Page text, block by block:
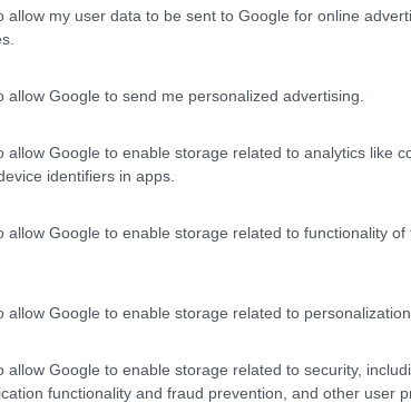
allow my user data to be sent to Google for online
allow Google to send me personalized advertising.
allow Google to enable storage related to analytics like
identifiers in apps.
allow Google to enable storage related to functionality of
allow Google to enable storage related to personalization.
allow Google to enable storage related to security,
functionality and fraud prevention, and other user
la possibilità di camping on board e solo GNV lo permette
che è caro, essendo gli unici, se ne approfittano. Il
ma sempre di stiva si tratta. La msc, approfitta di
sicuramente si trova un viaggio più
ed ho un bellissimo ricordo di quel viaggio.
dire che in campeggio si dorme in camper